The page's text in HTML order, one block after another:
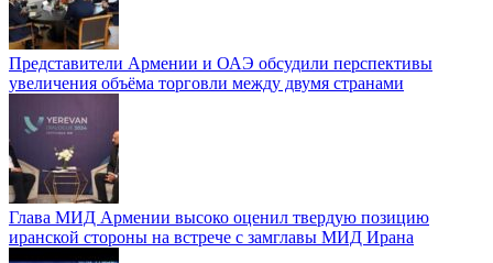
Представители Армении и ОАЭ обсудили перспективы
увеличения объёма торговли между двумя странами
Глава МИД Армении высоко оценил твердую позицию
иранской стороны на встрече с замглавы МИД Ирана